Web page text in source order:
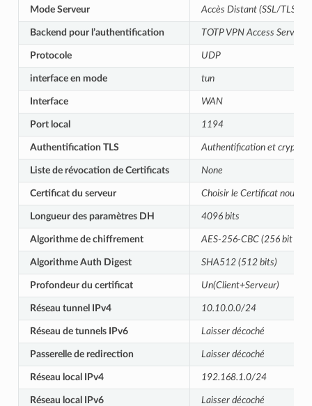
Mode Serveur Accès Distant (SSL/TLS +
Backend pour l’authentification TOTP VPN Access Server
Protocole UDP
interface en mode tun
Interface WAN
Port local 1194
Authentification TLS Authentification et
Liste de révocation de Certificats None
Certificat du serveur Choisir le Certificat
Longueur des paramètres DH 4096 bits
Algorithme de chiffrement AES-256-CBC (256 bit
Algorithme Auth Digest SHA512 (512 bits)
Profondeur du certificat Un(Client+Serveur)
Réseau tunnel IPv4 10.10.0.0/24
Réseau de tunnels IPv6 Laisser décoché
Passerelle de redirection Laisser décoché
Réseau local IPv4 192.168.1.0/24
Réseau local IPv6 Laisser décoché